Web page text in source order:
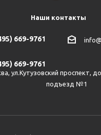
Наши контакты
669-9761
669-9761
ул.Кутузовский проспект,
подъезд №1